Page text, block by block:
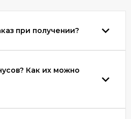
при получении?
Как их можно